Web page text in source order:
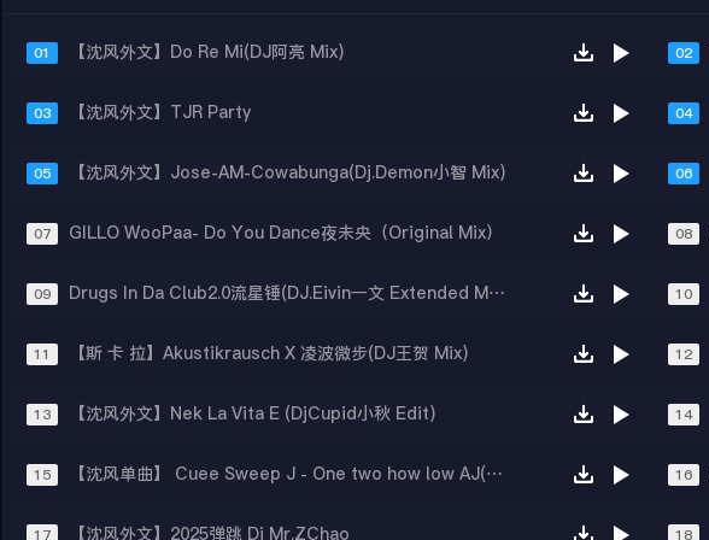
01 【沈风外文】Do Re Mi(DJ阿亮 Mix) 02
03 【沈风外文】TJR Party 04
05 【沈风外文】Jose-AM-Cowabunga(Dj.Demon小智 Mix) 06
07 GILLO WooPaa- Do You Dance夜未央（Original Mix） 08
09 Drugs In Da Club2.0流星锤(DJ.Eivin一文 Extended Mix) 10
11 【斯 卡 拉】Akustikrausch X 凌波微步(DJ王贺 Mix) 12
13 【沈风外文】Nek La Vita E (DjCupid小秋 Edit) 14
15 【沈风单曲】 Cuee Sweep J - One two how low AJ(AJian Dj阿健 Bootleg Rmix) 16
17 【沈风外文】2025弹跳 Dj Mr.ZChao 18